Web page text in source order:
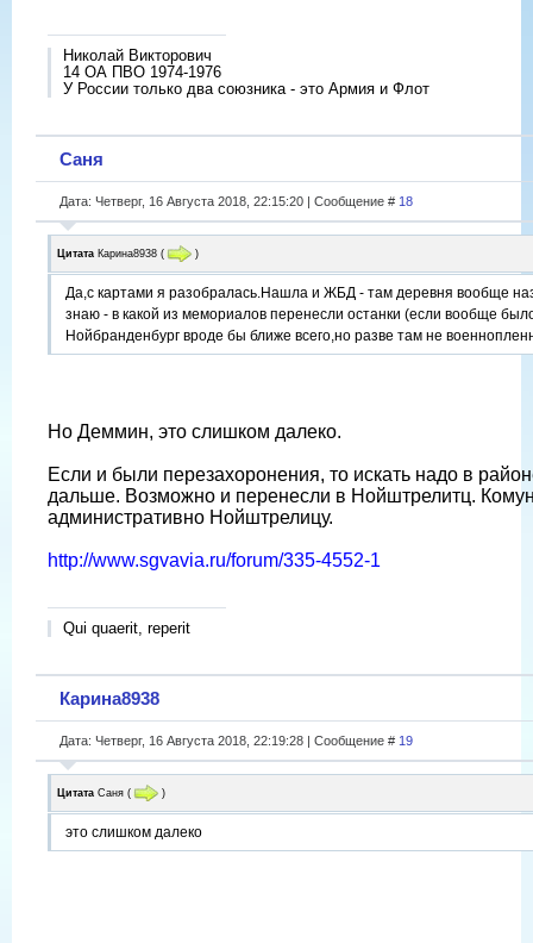
Николай Викторович
14 ОА ПВО 1974-1976
У России только два союзника - это Армия и Флот
Саня
Дата: Четверг, 16 Августа 2018, 22:15:20 | Сообщение # 18
Цитата Карина8938 ( )
Да,с картами я разобралась.Нашла и ЖБД - там деревня вообще
знаю - в какой из мемориалов перенесли останки (если вообще
Нойбранденбург вроде бы ближе всего,но разве там не
Но Деммин, это слишком далеко.
Если и были перезахоронения, то искать надо в
дальше. Возможно и перенесли в Нойштрелитц.
административно Нойштрелицу.
http://www.sgvavia.ru/forum/335-4552-1
Qui quaerit, reperit
Карина8938
Дата: Четверг, 16 Августа 2018, 22:19:28 | Сообщение # 19
Цитата Саня ( )
это слишком далеко